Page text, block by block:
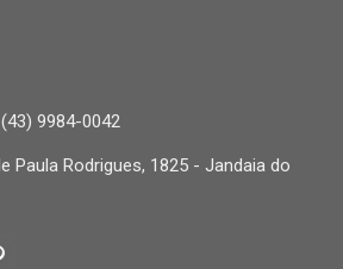
9984-0042
Paula Rodrigues, 1825 - Jandaia do